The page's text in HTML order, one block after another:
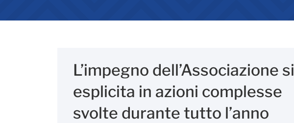
L’impegno dell’Associazione si
esplicita in azioni complesse
svolte durante tutto l’anno